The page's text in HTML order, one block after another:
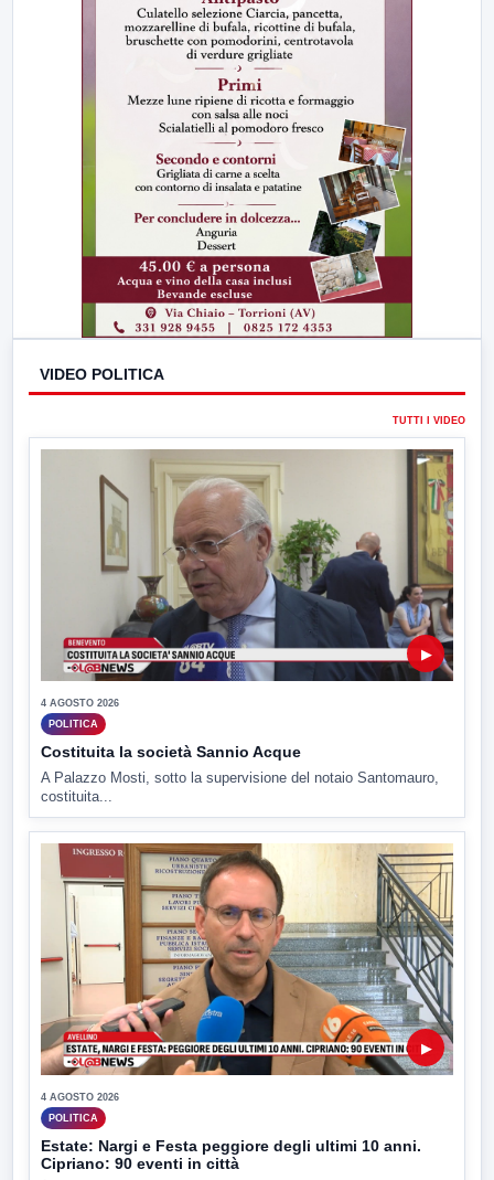
VIDEO POLITICA
TUTTI I VIDEO
▶
4 AGOSTO 2026
POLITICA
Costituita la società Sannio Acque
A Palazzo Mosti, sotto la supervisione del notaio Santomauro,
costituita...
▶
4 AGOSTO 2026
POLITICA
Estate: Nargi e Festa peggiore degli ultimi 10 anni.
Cipriano: 90 eventi in città